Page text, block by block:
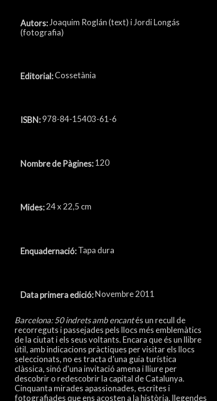
Autors:Joaquim Roglán (text) i Jordi Longás
(fotografia)
Editorial:Cossetània
ISBN:978-84-15403-61-6
Nombre de Pàgines:120
Mides:24 x 22,5 cm
Enquadernació:Tapa dura
Data primera edició:Novembre 2011
Barcelona: 50 indrets amb encantés un recull de
recorreguts i passejades pels llocs més emblemàtics
de la ciutat i els seus voltants. Encara que és un llibre
útil, amb indicacions pràctiques per visitar els llocs
seleccionats, no es tracta d’una guia turística
clàssica, sinó d'una invitació amena i lliure per
descobrir o redescobrir la capital de Catalunya.
Cinquanta mirades apassionades, escrites i
fotografiades que ens acosten a la història, llegendes